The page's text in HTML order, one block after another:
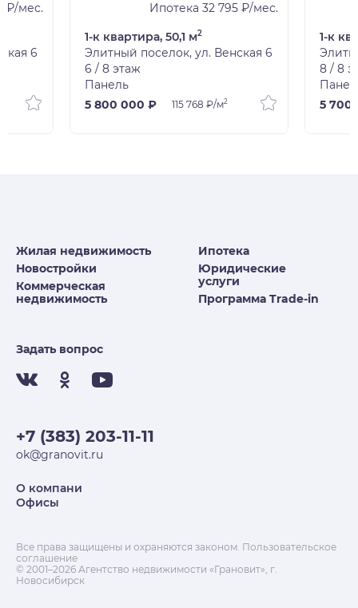
₽/мес.
6
Ипотека 32 795 ₽/мес.
1-к квартира, 50,1 м2
Элитный поселок, ул. Венская 6
6 / 8 этаж
Панель
5 800 000 ₽
115 768 ₽/м2
1-к
8 / 8
5 700
Жилая недвижимость
Новостройки
Коммерческая
недвижимость
Ипотека
Юридические
услуги
Программа Trade-in
Задать вопрос
+7 (383) 203-11-11
ok@granovit.ru
О компани
Офисы
Все права защищены и охраняются законом. Пользовательское
соглашение
© 2001–2026 Агентство недвижимости «Грановит», г.
Новосибирск